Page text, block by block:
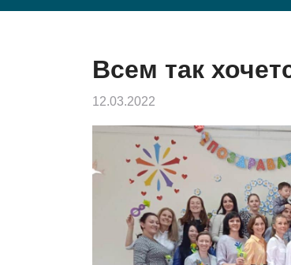
Всем так
12.03.2022